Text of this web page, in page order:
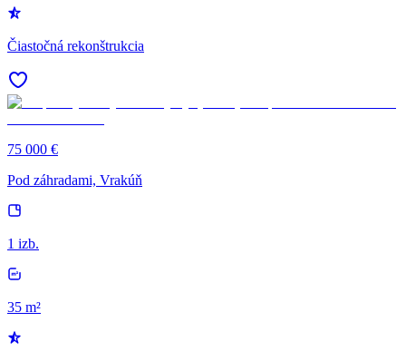
Čiastočná rekonštrukcia
75 000 €
Pod záhradami, Vrakúň
1 izb.
35 m²